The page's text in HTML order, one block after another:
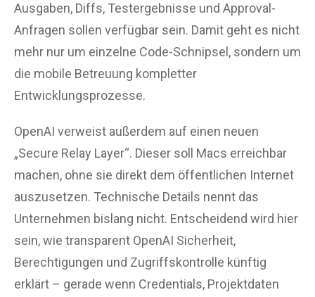
Ausgaben, Diffs, Testergebnisse und Approval-
Anfragen sollen verfügbar sein. Damit geht es nicht
mehr nur um einzelne Code-Schnipsel, sondern um
die mobile Betreuung kompletter
Entwicklungsprozesse.
OpenAI verweist außerdem auf einen neuen
„Secure Relay Layer“. Dieser soll Macs erreichbar
machen, ohne sie direkt dem öffentlichen Internet
auszusetzen. Technische Details nennt das
Unternehmen bislang nicht. Entscheidend wird hier
sein, wie transparent OpenAI Sicherheit,
Berechtigungen und Zugriffskontrolle künftig
erklärt – gerade wenn Credentials, Projektdaten